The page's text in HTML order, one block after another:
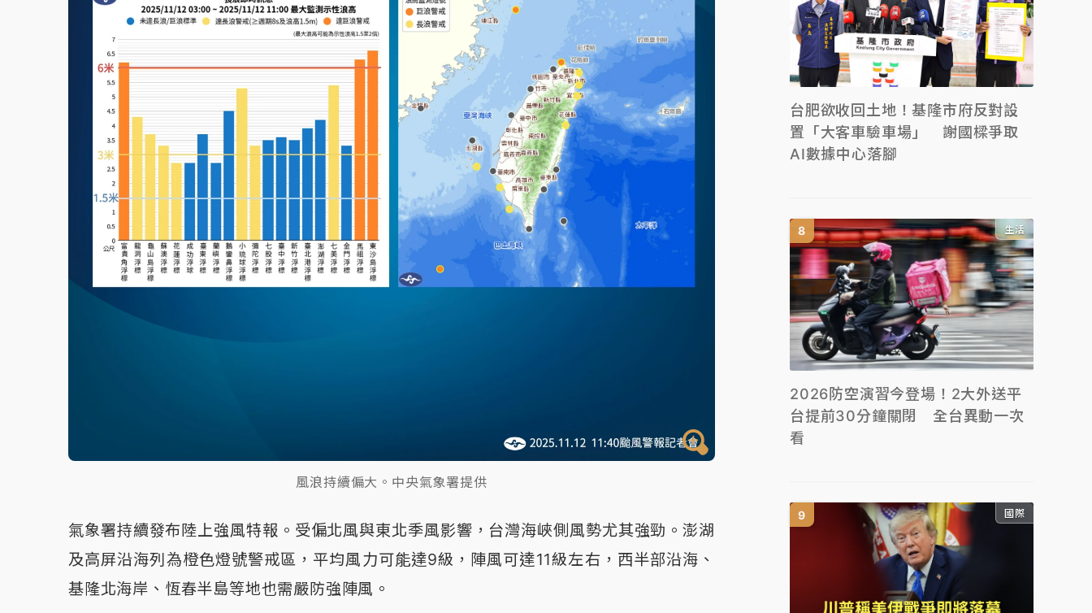
風浪持續偏大。中央氣象署提供
氣象署持續發布陸上強風特報。受偏北風與東北季風影響，台灣海峽側風勢尤其強勁。澎湖
及高屏沿海列為橙色燈號警戒區，平均風力可能達9級，陣風可達11級左右，西半部沿海、
基隆北海岸、恆春半島等地也需嚴防強陣風。
台肥欲收回土地！基隆市府反對設
置「大客車驗車場」 謝國樑爭取
AI數據中心落腳
生活
2026防空演習今登場！2大外送平
台提前30分鐘關閉 全台異動一次
看
國際